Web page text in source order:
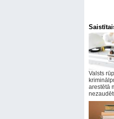
Valsts
arestētā